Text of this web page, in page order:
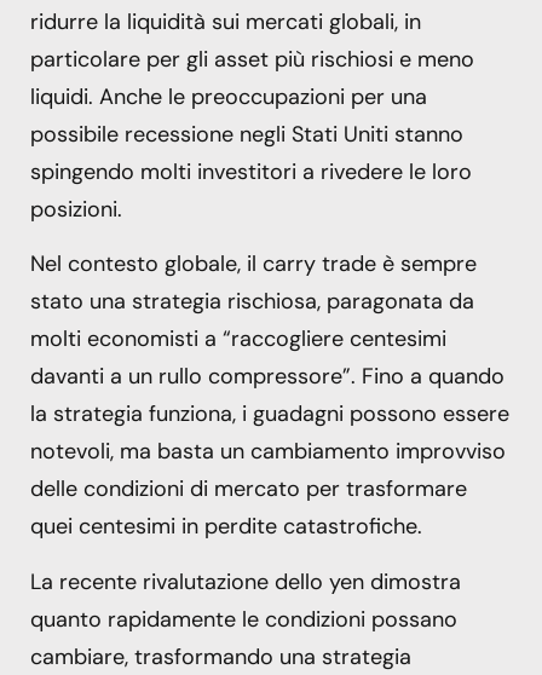
ridurre la liquidità sui mercati globali, in
particolare per gli asset più rischiosi e meno
liquidi. Anche le preoccupazioni per una
possibile recessione negli Stati Uniti stanno
spingendo molti investitori a rivedere le loro
posizioni.
Nel contesto globale, il carry trade è sempre
stato una strategia rischiosa, paragonata da
molti economisti a “raccogliere centesimi
davanti a un rullo compressore”. Fino a quando
la strategia funziona, i guadagni possono essere
notevoli, ma basta un cambiamento improvviso
delle condizioni di mercato per trasformare
quei centesimi in perdite catastrofiche.
La recente rivalutazione dello yen dimostra
quanto rapidamente le condizioni possano
cambiare, trasformando una strategia